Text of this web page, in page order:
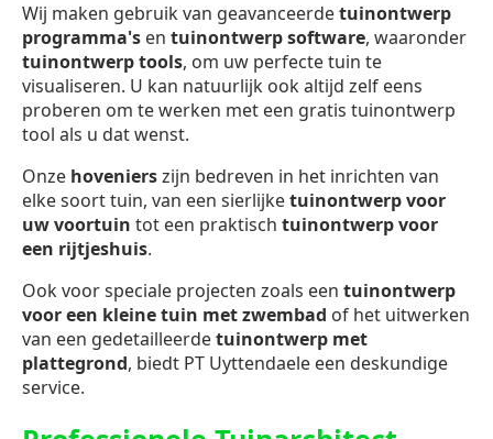
Wij maken gebruik van geavanceerdetuinontwerp
programma's en tuinontwerp software, waaronder
tuinontwerptools, om uw perfecte tuin te
visualiseren. U kan natuurlijk ook altijd zelf eens
proberen om te werken met een gratis tuinontwerp
tool als u dat wenst.
Onze hovenierszijn bedreven in het inrichten van
elke soort tuin, van een sierlijketuinontwerp voor
uw voortuin tot een praktisch tuinontwerp voor
een rijtjeshuis.
Ook voor speciale projecten zoals een tuinontwerp
voor een kleine tuin met zwembad of het uitwerken
van een gedetailleerdetuinontwerp met
plattegrond, biedt PT Uyttendaele een deskundige
service.